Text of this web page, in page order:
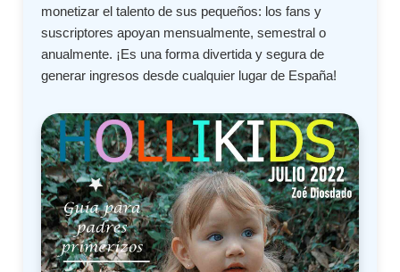
monetizar el talento de sus pequeños: los fans y
suscriptores apoyan mensualmente, semestral o
anualmente. ¡Es una forma divertida y segura de
generar ingresos desde cualquier lugar de España!